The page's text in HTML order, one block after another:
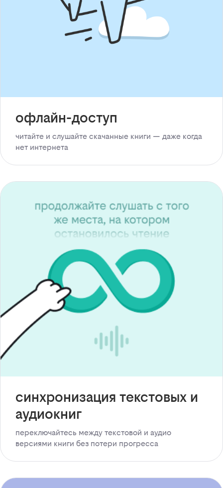
офлайн-доступ
читайте и слушайте скачанные книги — даже когда
нет интернета
синхронизация текстовых и
аудиокниг
переключайтесь между текстовой и аудио
версиями книги без потери прогресса